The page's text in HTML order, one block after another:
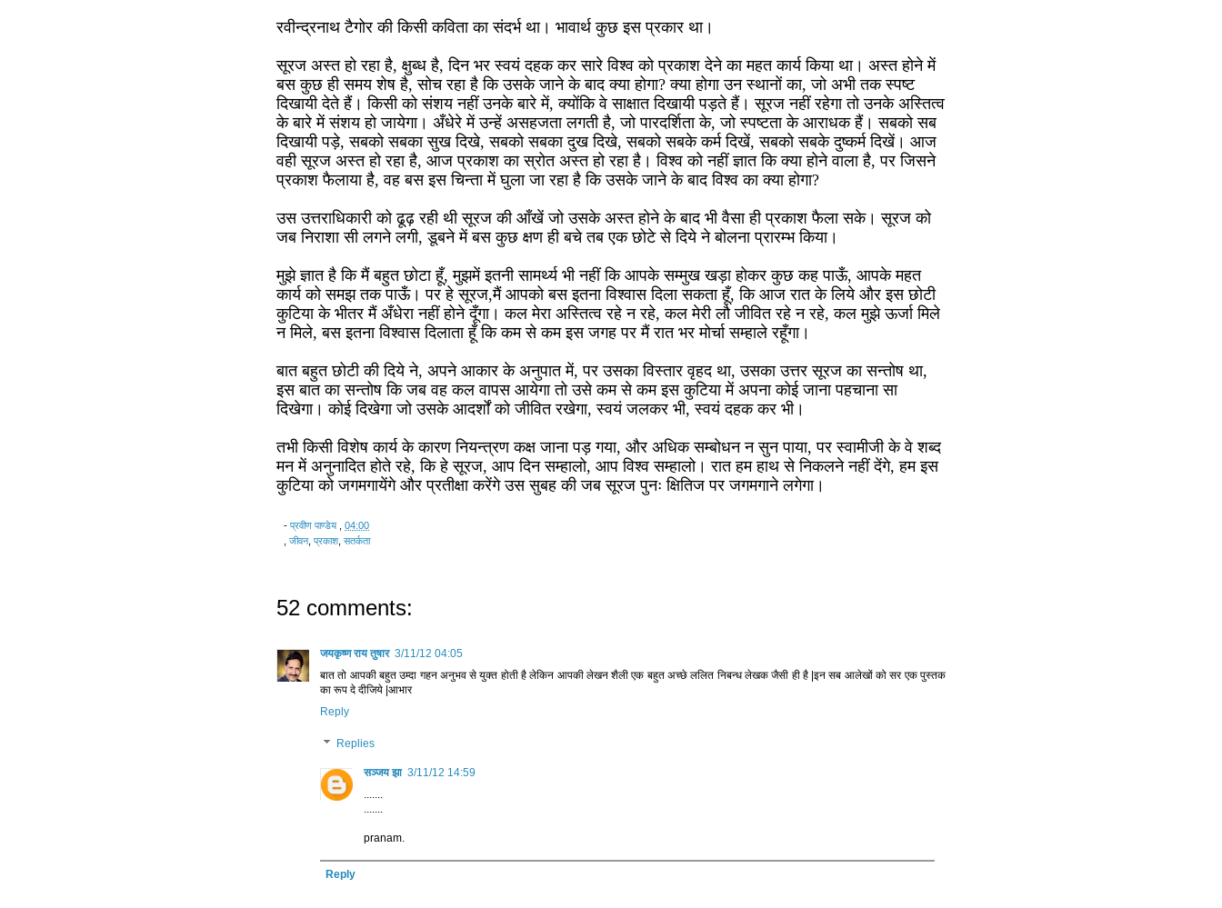
रवीन्द्रनाथ टैगोर की किसी कविता का संदर्भ था। भावार्थ कुछ इस प्रकार था।
सूरज अस्त हो रहा है, क्षुब्ध है, दिन भर स्वयं दहक कर सारे विश्व को प्रकाश देने का महत कार्य किया था। अस्त होने में
बस कुछ ही समय शेष है, सोच रहा है कि उसके जाने के बाद क्या होगा? क्या होगा उन स्थानों का, जो अभी तक स्पष्ट
दिखायी देते हैं। किसी को संशय नहीं उनके बारे में, क्योंकि वे साक्षात दिखायी पड़ते हैं। सूरज नहीं रहेगा तो उनके अस्तित्व
के बारे में संशय हो जायेगा। अँधेरे में उन्हें असहजता लगती है, जो पारदर्शिता के, जो स्पष्टता के आराधक हैं। सबको सब
दिखायी पड़े, सबको सबका सुख दिखे, सबको सबका दुख दिखे, सबको सबके कर्म दिखें, सबको सबके दुष्कर्म दिखें। आज
वही सूरज अस्त हो रहा है, आज प्रकाश का स्रोत अस्त हो रहा है। विश्व को नहीं ज्ञात कि क्या होने वाला है, पर जिसने
प्रकाश फैलाया है, वह बस इस चिन्ता में घुला जा रहा है कि उसके जाने के बाद विश्व का क्या होगा?
उस उत्तराधिकारी को ढूढ़ रही थी सूरज की आँखें जो उसके अस्त होने के बाद भी वैसा ही प्रकाश फैला सके। सूरज को
जब निराशा सी लगने लगी, डूबने में बस कुछ क्षण ही बचे तब एक छोटे से दिये ने बोलना प्रारम्भ किया।
मुझे ज्ञात है कि मैं बहुत छोटा हूँ, मुझमें इतनी सामर्थ्य भी नहीं कि आपके सम्मुख खड़ा होकर कुछ कह पाऊँ, आपके महत
कार्य को समझ तक पाऊँ। पर हे सूरज,मैं आपको बस इतना विश्वास दिला सकता हूँ, कि आज रात के लिये और इस छोटी
कुटिया के भीतर मैं अँधेरा नहीं होने दूँगा। कल मेरा अस्तित्व रहे न रहे, कल मेरी लौ जीवित रहे न रहे, कल मुझे ऊर्जा मिले
न मिले, बस इतना विश्वास दिलाता हूँ कि कम से कम इस जगह पर मैं रात भर मोर्चा सम्हाले रहूँगा।
बात बहुत छोटी की दिये ने, अपने आकार के अनुपात में, पर उसका विस्तार वृहद था, उसका उत्तर सूरज का सन्तोष था,
इस बात का सन्तोष कि जब वह कल वापस आयेगा तो उसे कम से कम इस कुटिया में अपना कोई जाना पहचाना सा
दिखेगा। कोई दिखेगा जो उसके आदर्शों को जीवित रखेगा, स्वयं जलकर भी, स्वयं दहक कर भी।
तभी किसी विशेष कार्य के कारण नियन्त्रण कक्ष जाना पड़ गया, और अधिक सम्बोधन न सुन पाया, पर स्वामीजी के वे शब्द
मन में अनुनादित होते रहे, कि हे सूरज, आप दिन सम्हालो, आप विश्व सम्हालो। रात हम हाथ से निकलने नहीं देंगे, हम इस
कुटिया को जगमगायेंगे और प्रतीक्षा करेंगे उस सुबह की जब सूरज पुनः क्षितिज पर जगमगाने लगेगा।
- प्रवीण पाण्डेय
04:00
जीवन, प्रकाश, सतर्कता
52 comments:
जयकृष्ण राय तुषार 3/11/12 04:05
बात तो आपकी बहुत उम्दा गहन अनुभव से युक्त होती है लेकिन आपकी लेखन शैली एक बहुत अच्छे ललित निबन्ध लेखक जैसी ही है |इन सब आलेखों को सर एक पुस्तक
का रूप दे दीजिये |आभार
Reply
Replies
सञ्जय झा 3/11/12 14:59
.......
.......
pranam.
Reply